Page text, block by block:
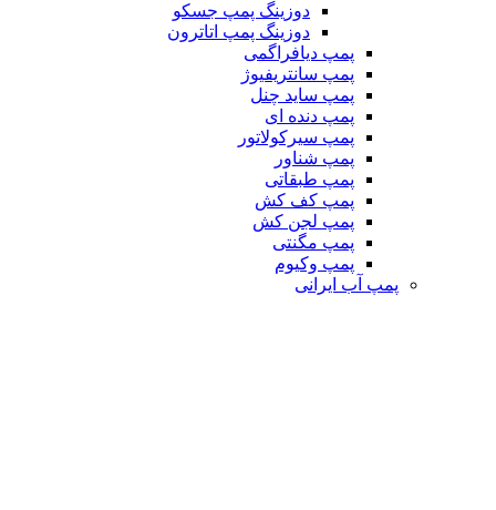
دوزینگ پمپ جسکو
دوزینگ پمپ اتاترون
پمپ دیافراگمی
پمپ سانتریفیوژ
پمپ ساید چنل
پمپ دنده ای
پمپ سیرکولاتور
پمپ شناور
پمپ طبقاتی
پمپ کف کش
پمپ لجن کش
پمپ مگنتی
پمپ وکیوم
پمپ آب ایرانی